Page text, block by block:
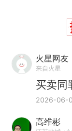
火星网友
来自火星
买卖同
2026-06-
高维彬